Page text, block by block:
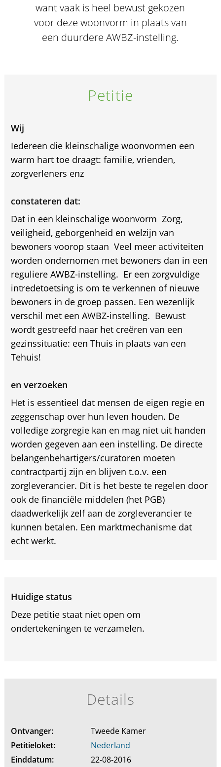
want vaak is heel bewust gekozen
voor deze woonvorm in plaats van
een duurdere AWBZ-instelling.
Petitie
Wij
Iedereen die kleinschalige woonvormen een
warm hart toe draagt: familie, vrienden,
zorgverleners enz
constateren dat:
Dat in een kleinschalige woonvorm  Zorg,
veiligheid, geborgenheid en welzijn van
bewoners voorop staan  Veel meer activiteiten
worden ondernomen met bewoners dan in een
reguliere AWBZ-instelling.  Er een zorgvuldige
intredetoetsing is om te verkennen of nieuwe
bewoners in de groep passen. Een wezenlijk
verschil met een AWBZ-instelling.  Bewust
wordt gestreefd naar het creëren van een
gezinssituatie: een Thuis in plaats van een
Tehuis!
en verzoeken
Het is essentieel dat mensen de eigen regie en
zeggenschap over hun leven houden. De
volledige zorgregie kan en mag niet uit handen
worden gegeven aan een instelling. De directe
belangenbehartigers/curatoren moeten
contractpartij zijn en blijven t.o.v. een
zorgleverancier. Dit is het beste te regelen door
ook de financiële middelen (het PGB)
daadwerkelijk zelf aan de zorgleverancier te
kunnen betalen. Een marktmechanisme dat
echt werkt.
Huidige status
Deze petitie staat niet open om
ondertekeningen te verzamelen.
Details
Ontvanger:
Tweede Kamer
Petitieloket:
Nederland
Einddatum:
22-08-2016